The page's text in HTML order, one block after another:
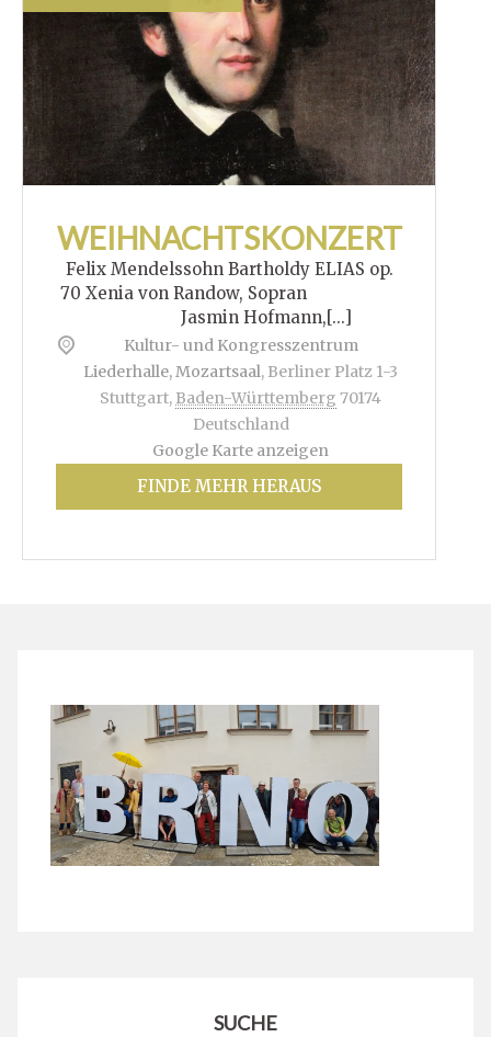
WEIHNACHTSKONZERT
Felix Mendelssohn Bartholdy ELIAS op.
70 Xenia von Randow, Sopran
Jasmin Hofmann,[...]
Kultur- und Kongresszentrum
Liederhalle, Mozartsaal, Berliner Platz 1-3
Stuttgart, Baden-Württemberg 70174
Deutschland
Google Karte anzeigen
FINDE MEHR HERAUS
SUCHE